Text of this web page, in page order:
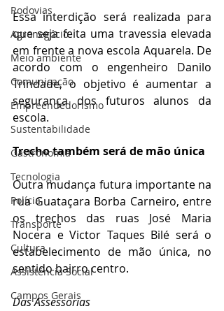
Rodovias
Agronegócio
Meio ambiente
Comunicação
Empreendedorismo
Sustentabilidade
Gastronomia
Tecnologia
Polícia
Transporte
Cultura
Assistência Social
Campos Gerais
Essa interdição será realizada para
que seja feita uma travessia elevada
em frente a nova escola Aquarela. De
acordo com o engenheiro Danilo
Trindade, o objetivo é aumentar a
segurança dos futuros alunos da
escola.
Trecho também será de mão única
Outra mudança futura importante na
rua Guataçara Borba Carneiro, entre
os trechos das ruas José Maria
Nocera e Victor Taques Bilé será o
estabelecimento de mão única, no
sentido bairro centro.
Das Assessorias